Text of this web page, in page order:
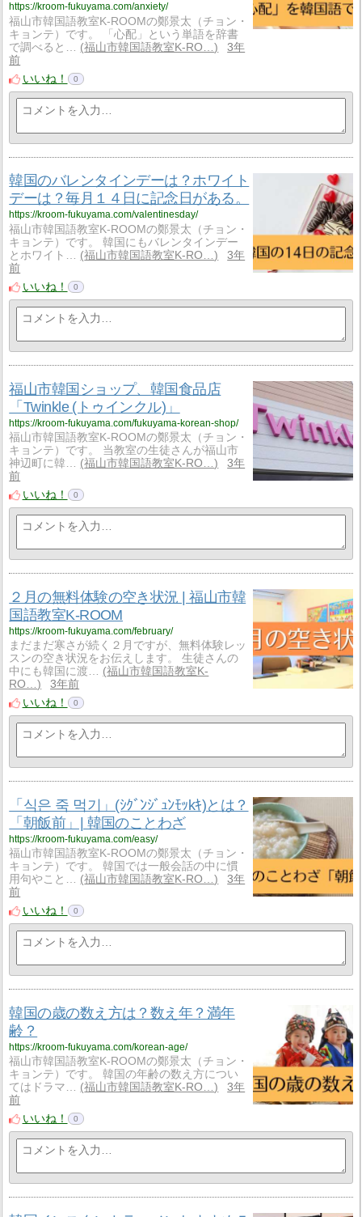
https://kroom-fukuyama.com/anxiety/
福山市韓国語教室K-ROOMの鄭景太（チョン・
キョンテ）です。 「心配」という単語を辞書
で調べると…
福山市韓国語教室K-RO…
3年
前
いいね！
0
韓国のバレンタインデーは？ホワイト
デーは？毎月１４日に記念日がある。
https://kroom-fukuyama.com/valentinesday/
福山市韓国語教室K-ROOMの鄭景太（チョン・
キョンテ）です。 韓国にもバレンタインデー
とホワイト…
福山市韓国語教室K-RO…
3年
前
いいね！
0
福山市韓国ショップ、韓国食品店
「Twinkle (トゥインクル)」
https://kroom-fukuyama.com/fukuyama-korean-shop/
福山市韓国語教室K-ROOMの鄭景太（チョン・
キョンテ）です。 当教室の生徒さんが福山市
神辺町に韓…
福山市韓国語教室K-RO…
3年
前
いいね！
0
２月の無料体験の空き状況 | 福山市韓
国語教室K-ROOM
https://kroom-fukuyama.com/february/
まだまだ寒さが続く２月ですが、無料体験レッ
スンの空き状況をお伝えします。 生徒さんの
中にも韓国に渡…
福山市韓国語教室K-
RO…
3年前
いいね！
0
「식은 죽 먹기」(ｼｸﾞﾝｼﾞｭﾝﾓｯkｷ)とは？
「朝飯前」| 韓国のことわざ
https://kroom-fukuyama.com/easy/
福山市韓国語教室K-ROOMの鄭景太（チョン・
キョンテ）です。 韓国では一般会話の中に慣
用句やこと…
福山市韓国語教室K-RO…
3年
前
いいね！
0
韓国の歳の数え方は？数え年？満年
齢？
https://kroom-fukuyama.com/korean-age/
福山市韓国語教室K-ROOMの鄭景太（チョン・
キョンテ）です。 韓国の年齢の数え方につい
てはドラマ…
福山市韓国語教室K-RO…
3年
前
いいね！
0